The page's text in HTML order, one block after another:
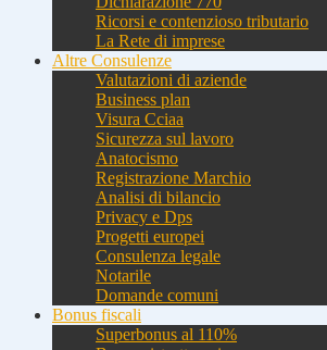
Ricorsi e contenzioso tributario
La Rete di imprese
Altre Consulenze
Valutazioni di aziende
Business plan
Visura Cciaa
Sicurezza sul lavoro
Anatocismo
Registrazione Marchio
Analisi di bilancio
Privacy e Dps
Progetti europei
Consulenza legale
Notarile
Domande comuni
Bonus fiscali
Superbonus al 110%